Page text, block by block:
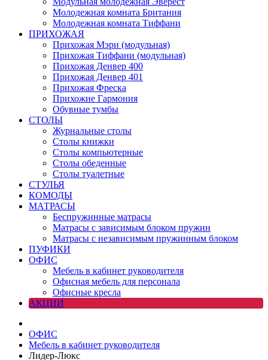
Молодежная комната Британия
Молодежная комната Тиффани
ПРИХОЖАЯ
Прихожая Мэри (модульная)
Прихожая Тиффани (модульная)
Прихожая Денвер 400
Прихожая Денвер 401
Прихожая Фреска
Прихожие Гармония
Обувные тумбы
СТОЛЫ
Журнальные столы
Столы книжки
Столы компьютерные
Столы обеденные
Столы туалетные
СТУЛЬЯ
КОМОДЫ
МАТРАСЫ
Беспружинные матрасы
Матрасы с зависимым блоком пружин
Матрасы с независимым пружинным блоком
ПУФИКИ
ОФИС
Мебель в кабинет руководителя
Офисная мебель для персонала
Офисные кресла
АКЦИИ
ОФИС
Мебель в кабинет руководителя
Лидер-Люкс